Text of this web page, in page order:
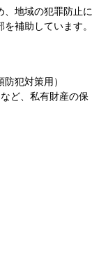
、地域の犯罪防止に
補助しています。
犯対策用）
ど、私有財産の保